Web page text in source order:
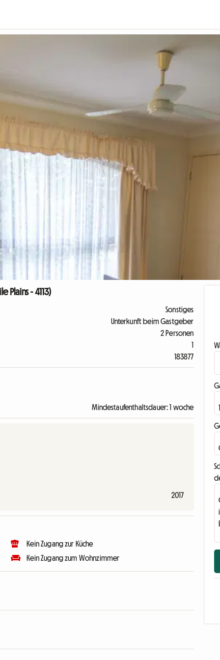
Plains - 4113)
Sonstiges
Unterkunft beim Gastgeber
2 Personen
1
183877
Mindestaufenthaltsdauer: 1 woche
2017
Kein Zugang zur Küche
Kein Zugang zum Wohnzimmer